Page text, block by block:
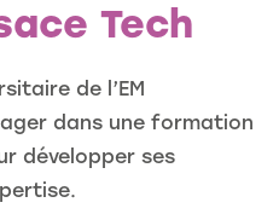
Tech
de l’EM
dans une formation
développer ses